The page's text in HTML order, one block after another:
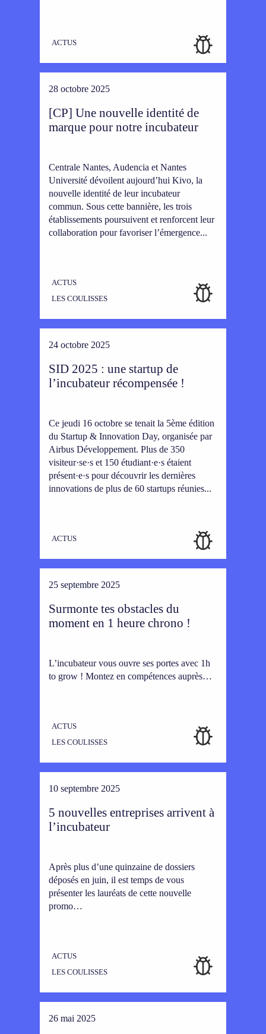
ACTUS
28 octobre 2025
[CP] Une nouvelle identité de
marque pour notre incubateur
Centrale Nantes, Audencia et Nantes
Université dévoilent aujourd’hui Kivo, la
nouvelle identité de leur incubateur
commun. Sous cette bannière, les trois
établissements poursuivent et renforcent leur
collaboration pour favoriser l’émergence...
ACTUS
LES COULISSES
24 octobre 2025
SID 2025 : une startup de
l’incubateur récompensée !
Ce jeudi 16 octobre se tenait la 5ème édition
du Startup & Innovation Day, organisée par
Airbus Développement. Plus de 350
visiteur·se·s et 150 étudiant·e·s étaient
présent·e·s pour découvrir les dernières
innovations de plus de 60 startups réunies...
ACTUS
25 septembre 2025
Surmonte tes obstacles du
moment en 1 heure chrono !
L’incubateur vous ouvre ses portes avec 1h
to grow ! Montez en compétences auprès…
ACTUS
LES COULISSES
10 septembre 2025
5 nouvelles entreprises arrivent à
l’incubateur
Après plus d’une quinzaine de dossiers
déposés en juin, il est temps de vous
présenter les lauréats de cette nouvelle
promo…
ACTUS
LES COULISSES
26 mai 2025